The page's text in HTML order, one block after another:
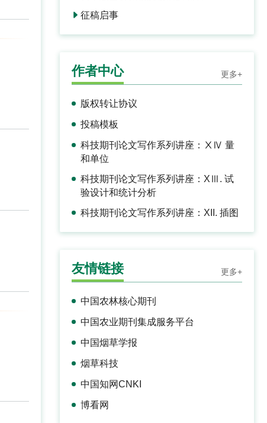
征稿启事
作者中心 更多+
版权转让协议
投稿模板
科技期刊论文写作系列讲座：ⅩⅣ 量
和单位
科技期刊论文写作系列讲座：XⅢ. 试
验设计和统计分析
科技期刊论文写作系列讲座：XII. 插图
友情链接 更多+
中国农林核心期刊
中国农业期刊集成服务平台
中国烟草学报
烟草科技
中国知网CNKI
博看网